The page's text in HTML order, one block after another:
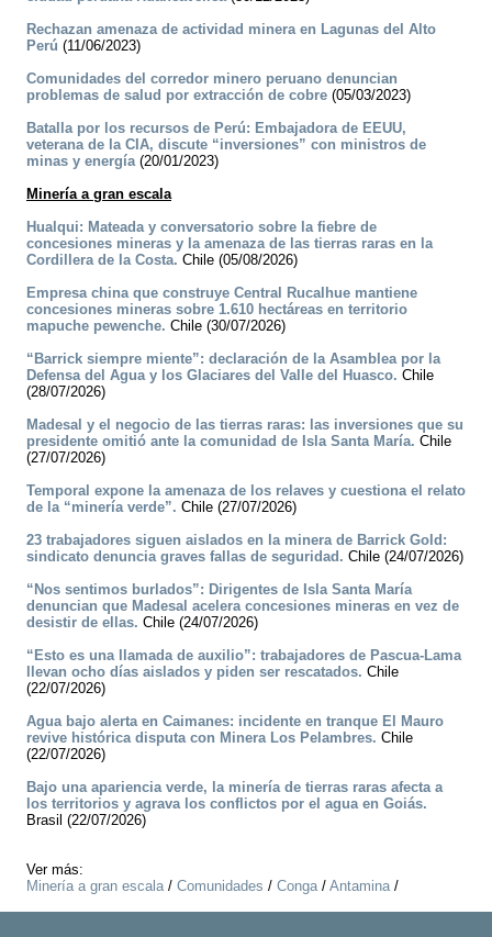
Rechazan amenaza de actividad minera en Lagunas del Alto
Perú (11/06/2023)
Comunidades del corredor minero peruano denuncian
problemas de salud por extracción de cobre (05/03/2023)
Batalla por los recursos de Perú: Embajadora de EEUU,
veterana de la CIA, discute “inversiones” con ministros de
minas y energía(20/01/2023)
Minería a gran escala
Hualqui: Mateada y conversatorio sobre la fiebre de
concesiones mineras y la amenaza de las tierras raras en la
Cordillera de la Costa. Chile (05/08/2026)
Empresa china que construye Central Rucalhue mantiene
concesiones mineras sobre 1.610 hectáreas en territorio
mapuche pewenche. Chile (30/07/2026)
“Barrick siempre miente”: declaración de la Asamblea por la
Defensa del Agua y los Glaciares del Valle del Huasco. Chile
(28/07/2026)
Madesal y el negocio de las tierras raras: las inversiones que su
presidente omitió ante la comunidad de Isla Santa María. Chile
(27/07/2026)
Temporal expone la amenaza de los relaves y cuestiona el relato
de la “minería verde”. Chile (27/07/2026)
23 trabajadores siguen aislados en la minera de Barrick Gold:
sindicato denuncia graves fallas de seguridad. Chile (24/07/2026)
“Nos sentimos burlados”: Dirigentes de Isla Santa María
denuncian que Madesal acelera concesiones mineras en vez de
desistir de ellas. Chile (24/07/2026)
“Esto es una llamada de auxilio”: trabajadores de Pascua-Lama
llevan ocho días aislados y piden ser rescatados. Chile
(22/07/2026)
Agua bajo alerta en Caimanes: incidente en tranque El Mauro
revive histórica disputa con Minera Los Pelambres. Chile
(22/07/2026)
Bajo una apariencia verde, la minería de tierras raras afecta a
los territorios y agrava los conflictos por el agua en Goiás.
Brasil (22/07/2026)
Ver más:
Minería a gran escala/ Comunidades / Conga/ Antamina/